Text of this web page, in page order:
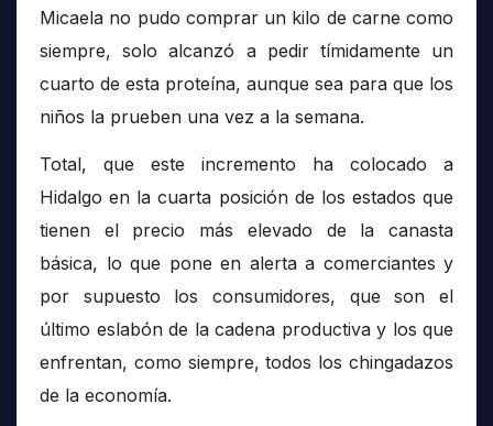
Micaela no pudo comprar un kilo de carne como
siempre, solo alcanzó a pedir tímidamente un
cuarto de esta proteína, aunque sea para que los
niños la prueben una vez a la semana.
Total, que este incremento ha colocado a
Hidalgo en la cuarta posición de los estados que
tienen el precio más elevado de la canasta
básica, lo que pone en alerta a comerciantes y
por supuesto los consumidores, que son el
último eslabón de la cadena productiva y los que
enfrentan, como siempre, todos los chingadazos
de la economía.